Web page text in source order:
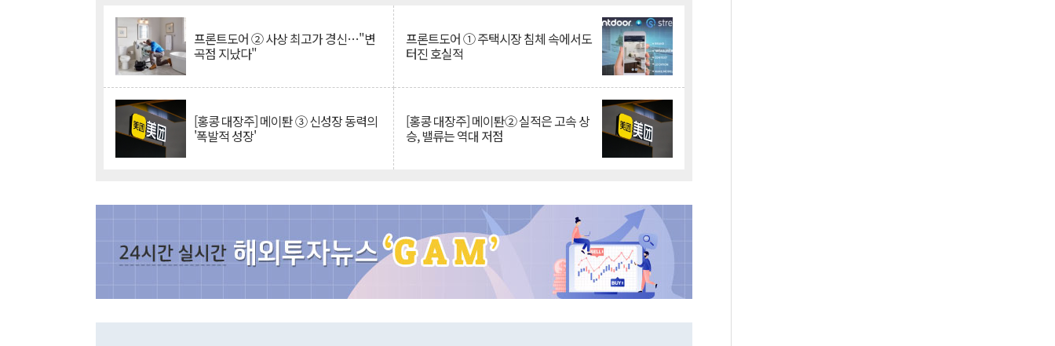
프론트도어 ② 사상 최고가 경신…"변
곡점 지났다"
프론트도어 ① 주택시장 침체 속에서도
터진 호실적
[홍콩 대장주] 메이퇀 ③ 신성장 동력의
'폭발적 성장'
[홍콩 대장주] 메이퇀② 실적은 고속 상
승, 밸류는 역대 저점